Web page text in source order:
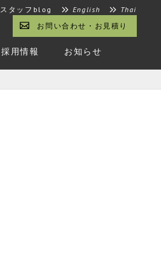
スタッフblog English
Thai
お問い合わせ・お見積り
採用情報 お知らせ